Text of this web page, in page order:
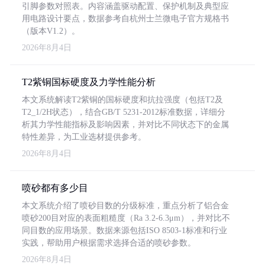
引脚参数对照表。内容涵盖驱动配置、保护机制及典型应
用电路设计要点，数据参考自杭州士兰微电子官方规格书
（版本V1.2）。
2026年8月4日
T2紫铜国标硬度及力学性能分析
本文系统解读T2紫铜的国标硬度和抗拉强度（包括T2及
T2_1/2H状态），结合GB/T 5231-2012标准数据，详细分
析其力学性能指标及影响因素，并对比不同状态下的金属
特性差异，为工业选材提供参考。
2026年8月4日
喷砂都有多少目
本文系统介绍了喷砂目数的分级标准，重点分析了铝合金
喷砂200目对应的表面粗糙度（Ra 3.2-6.3μm），并对比不
同目数的应用场景。数据来源包括ISO 8503-1标准和行业
实践，帮助用户根据需求选择合适的喷砂参数。
2026年8月4日